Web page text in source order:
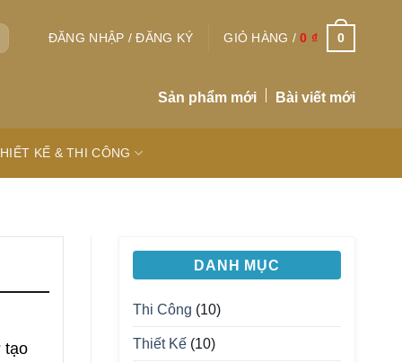
ĐĂNG NHẬP / ĐĂNG KÝ GIỎ HÀNG /0 ₫ 0
Sản phẩm mới Bài viết mới
KẾ & THI CÔNG
tạo
DANH MỤC
Thi Công (10)
Thiết Kế (10)